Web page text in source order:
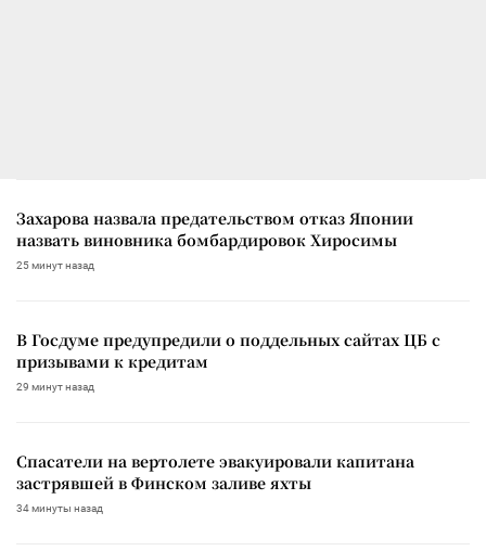
Захарова назвала предательством отказ Японии
назвать виновника бомбардировок Хиросимы
25 минут назад
В Госдуме предупредили о поддельных сайтах ЦБ с
призывами к кредитам
29 минут назад
Спасатели на вертолете эвакуировали капитана
застрявшей в Финском заливе яхты
34 минуты назад